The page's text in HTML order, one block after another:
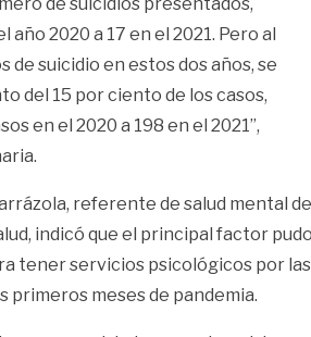
año 2020 a 17 en el 2021. Pero al
de suicidio en estos dos años, se
del 15 por ciento de los casos,
en el 2020 a 198 en el 2021”,
referente de salud mental de
indicó que el principal factor
tener servicios psicológicos por las
primeros meses de pandemia.